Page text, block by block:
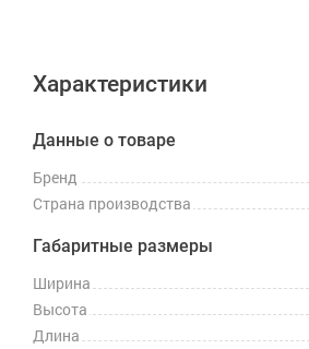
Характеристики
Данные о товаре
Бренд
Страна производства
Габаритные размеры
Ширина
Высота
Длина